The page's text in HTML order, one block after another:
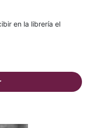
en la librería el